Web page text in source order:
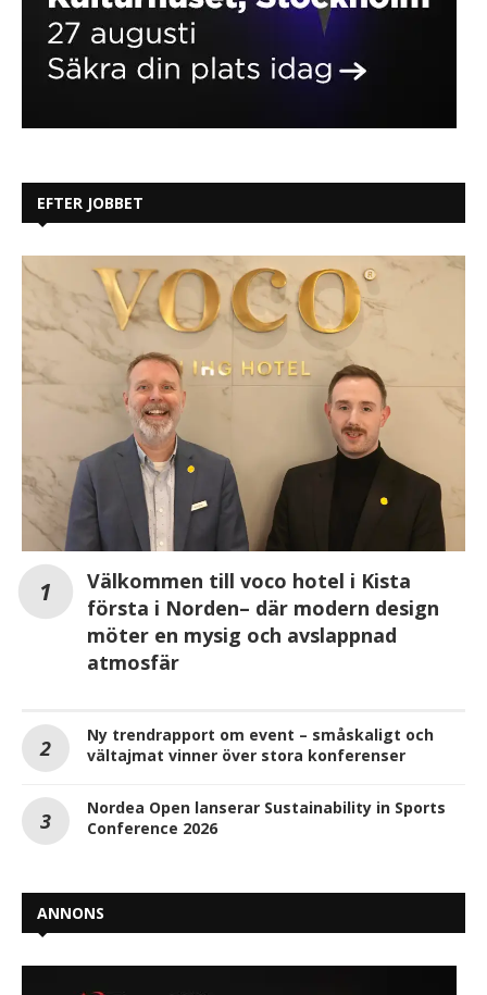
EFTER JOBBET
Välkommen till voco hotel i Kista
första i Norden– där modern design
möter en mysig och avslappnad
atmosfär
Ny trendrapport om event – småskaligt och
vältajmat vinner över stora konferenser
Nordea Open lanserar Sustainability in Sports
Conference 2026
ANNONS